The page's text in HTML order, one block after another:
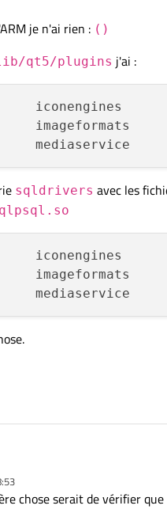
je n'ai rien : ()
qt5/plugins j'ai :
iconengines
imageformats
sqldrivers avec les
iconengines
imageformats
ancien salarié de ma boite.
d'installé. Le programme QT est
sur l'ARM.
chose serait de vérifier